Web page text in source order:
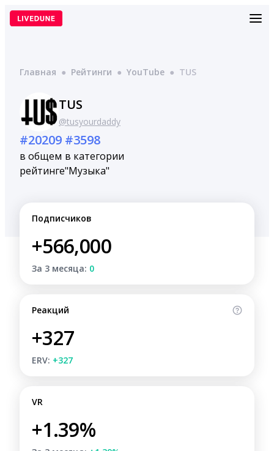
Перейти
Главная ● Рейтинги ● YouTube ● TUS
TUS
@tusyourdaddy
#20209
в общем
рейтинге
#3598
в категории
"Музыка"
Подписчиков
+566,000
За 3 месяца: 0
Реакций
+327
ERV: +327
VR
+1.39%